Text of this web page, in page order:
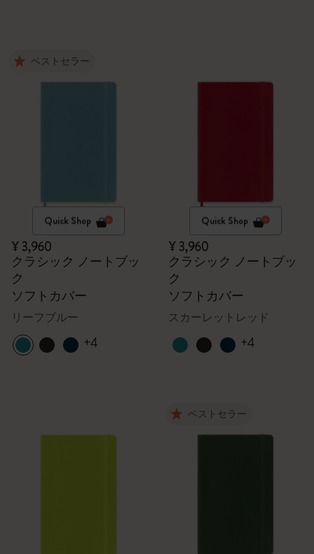
ベストセラー
Quick Shop
¥ 3,960
クラシック ノートブッ
ク
ソフトカバー
リーフブルー
+4
Quick Shop
¥ 3,960
クラシック ノートブッ
ク
ソフトカバー
スカーレットレッド
+4
ベストセラー